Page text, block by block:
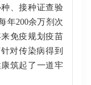
、接种证查验
年200余万剂次
免疫规划疫苗
对传染病得到
筑起了一道牢